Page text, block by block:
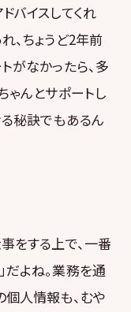
バイスしてくれ
、ちょうど2年前
がなかったら、多
ゃんとサポートし
秘訣でもあるん
をする上で、一番
よね。業務を通
個人情報も、むや